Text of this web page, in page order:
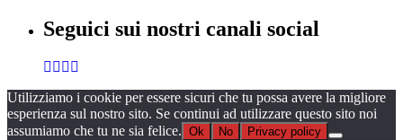
Seguici sui nostri canali social
Utilizziamo i cookie per essere sicuri che tu possa avere la migliore
esperienza sul nostro sito. Se continui ad utilizzare questo sito noi
assumiamo che tu ne sia felice. Ok No Privacy policy